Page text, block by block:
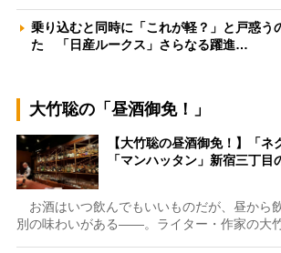
乗り込むと同時に「これが軽？」と戸惑う
た 「日産ルークス」さらなる躍進…
大竹聡の「昼酒御免！」
【大竹聡の昼酒御免！】「ネ
「マンハッタン」新宿三丁
お酒はいつ飲んでもいいものだが、昼から
別の味わいがある――。ライター・作家の大